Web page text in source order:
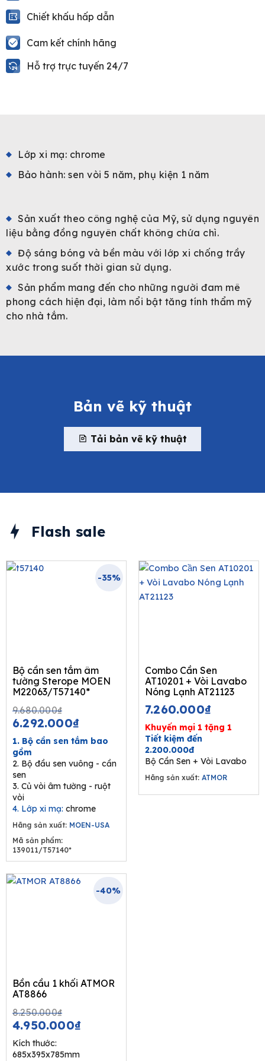
Chiết khấu hấp dẫn
Cam kết chính hãng
Hỗ trợ trực tuyến 24/7
Lớp xi mạ: chrome
Bảo hành: sen vòi 5 năm, phụ kiện 1 năm
Sản xuất theo công nghệ của Mỹ, sử dụng nguyên
liệu bằng đồng nguyên chất không chứa chì.
Độ sáng bóng và bền màu với lớp xi chống trầy
xước trong suốt thời gian sử dụng.
Sản phẩm mang đến cho những người đam mê
phong cách hiện đại, làm nổi bật tăng tính thẩm mỹ
cho nhà tắm.
Bản vẽ kỹ thuật
Tải bản vẽ kỹ thuật
Flash sale
-35%
Bộ cần sen tắm âm
tường Sterope MOEN
M22063/T57140*
9.680.000₫Original
price
was:
9.680.000₫.
6.292.000₫price
is:
6.292.000₫.
1. Bộ cần sen tắm bao
gồm
2. Bộ đầu sen vuông - cần
sen
3. Củ vòi âm tường - ruột
vòi
4. Lớp xi mạ: chrome
Hãng sản xuất: MOEN-USA
Mã sản phẩm:
139011/T57140*
Combo Cần Sen
AT10201 + Vòi Lavabo
Nóng Lạnh AT21123
7.260.000₫
Khuyến mại 1 tặng 1
Tiết kiệm đến
2.200.000đ
Bộ Cần Sen + Vòi Lavabo
Hãng sản xuất: ATMOR
-40%
Bồn cầu 1 khối ATMOR
AT8866
8.250.000₫Original
price
8.250.000₫.
4.950.000₫price
Kích thước:
685x395x785mm